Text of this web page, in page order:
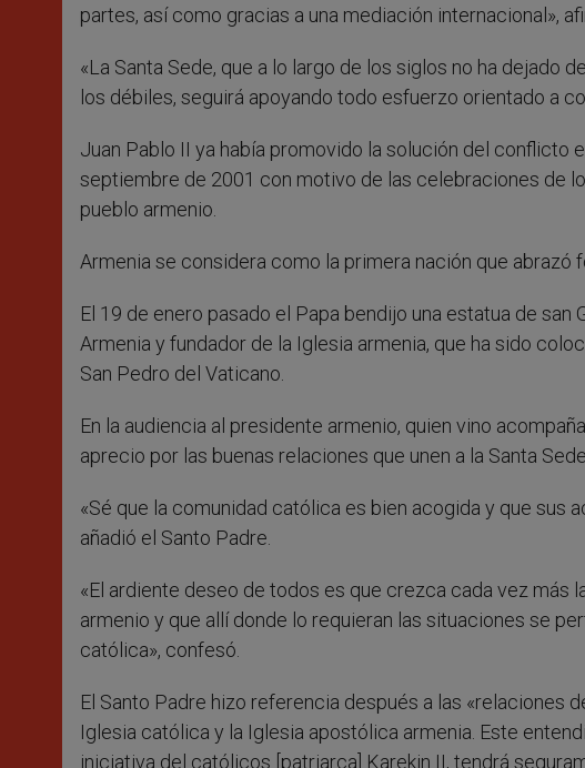
partes, así como gracias a una mediación internacional»,
«La Santa Sede, que a lo largo de los siglos no ha dejado
los débiles, seguirá apoyando todo esfuerzo orientado a
Juan Pablo II ya había promovido la solución del conflicto
septiembre de 2001 con motivo de las celebraciones de
pueblo armenio.
Armenia se considera como la primera nación que abrazó
El 19 de enero pasado el Papa bendijo una estatua de
Armenia y fundador de la Iglesia armenia, que ha sido
San Pedro del Vaticano.
En la audiencia al presidente armenio, quien vino
aprecio por las buenas relaciones que unen a la Santa
«Sé que la comunidad católica es bien acogida y que sus
añadió el Santo Padre.
«El ardiente deseo de todos es que crezca cada vez más
armenio y que allí donde lo requieran las situaciones se
católica», confesó.
El Santo Padre hizo referencia después a las «relaciones
Iglesia católica y la Iglesia apostólica armenia. Este
iniciativa del católicos [patriarca] Karekin II, tendrá